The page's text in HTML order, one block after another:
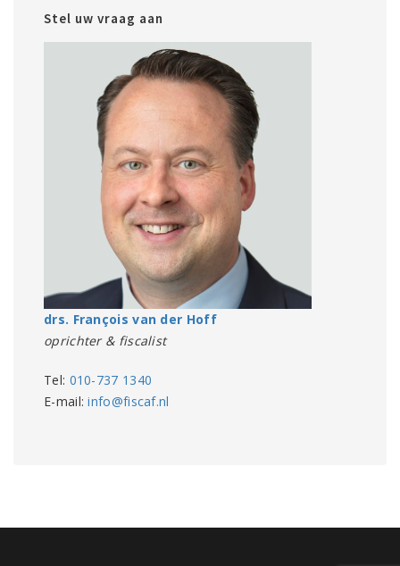
Stel uw vraag aan
drs. François van der Hoff
oprichter & fiscalist
Tel: 010-737 1340
E-mail:info@fiscaf.nl